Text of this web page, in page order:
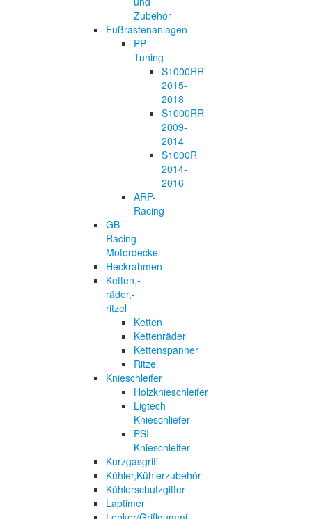
Zubehör
Fußrastenanlagen
PP-
Tuning
S1000RR
2015-
2018
S1000RR
2009-
2014
S1000R
2014-
2016
ARP-
Racing
GB-
Racing
Motordeckel
Heckrahmen
Ketten,-
räder,-
ritzel
Ketten
Kettenräder
Kettenspanner
Ritzel
Knieschleifer
Holzknieschleifer
Ligtech
Knieschliefer
PSI
Knieschleifer
Kurzgasgriff
Kühler,Kühlerzubehör
Kühlerschutzgitter
Laptimer